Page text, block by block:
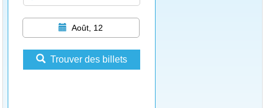
Août, 12
Trouver des billets